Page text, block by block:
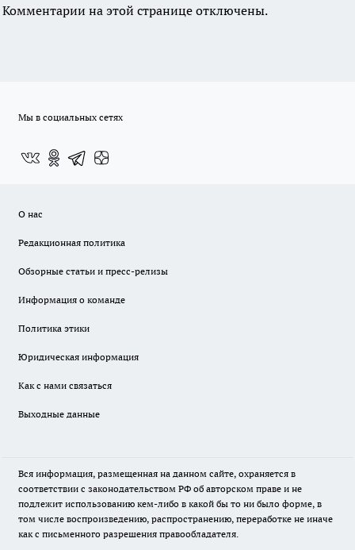
Комментарии на этой странице отключены.
Мы в социальных сетях
О нас
Редакционная политика
Обзорные статьи и пресс-релизы
Информация о команде
Политика этики
Юридическая информация
Как с нами связаться
Выходные данные
Вся информация, размещенная на данном сайте, охраняется в
соответствии с законодательством РФ об авторском праве и не
подлежит использованию кем-либо в какой бы то ни было форме, в
том числе воспроизведению, распространению, переработке не иначе
как с письменного разрешения правообладателя.